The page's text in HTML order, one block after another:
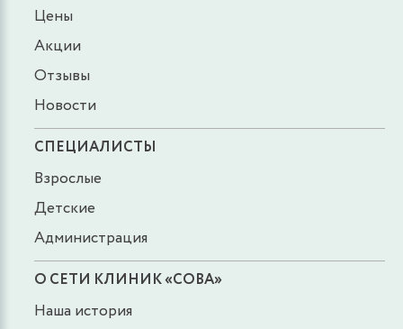
Цены
Акции
Отзывы
Новости
СПЕЦИАЛИСТЫ
Взрослые
Детские
Администрация
О СЕТИ КЛИНИК «СОВА»
Наша история